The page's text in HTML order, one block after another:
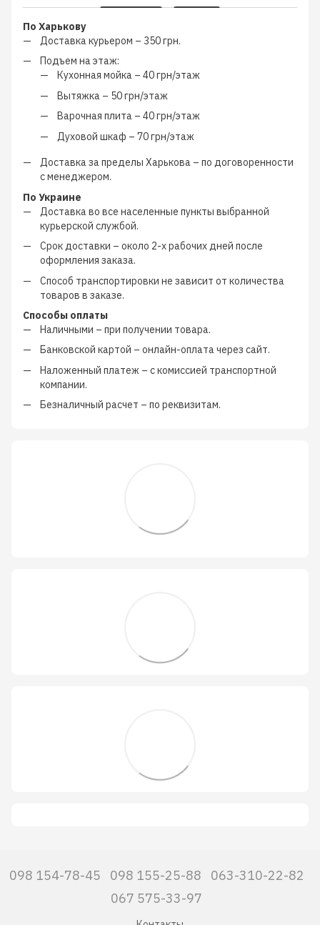
По Харькову
Доставка курьером – 350 грн.
Подъем на этаж:
Кухонная мойка – 40 грн/этаж
Вытяжка – 50 грн/этаж
Варочная плита – 40 грн/этаж
Духовой шкаф – 70 грн/этаж
Доставка за пределы Харькова – по договоренности
с менеджером.
По Украине
Доставка во все населенные пункты выбранной
курьерской службой.
Срок доставки – около 2-х рабочих дней после
оформления заказа.
Способ транспортировки не зависит от количества
товаров в заказе.
Способы оплаты
Наличными – при получении товара.
Банковской картой – онлайн-оплата через сайт.
Наложенный платеж – скомиссией транспортной
компании.
Безналичный расчет – по реквизитам.
098 154-78-45 098 155-25-88
063-310-22-82
067 575-33-97